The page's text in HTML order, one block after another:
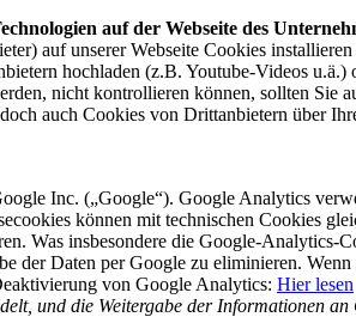
auf der Webseite des
auf unserer Webseite Cookies
hochladen (z.B. Youtube-Videos
nicht kontrollieren können, sollten
auch Cookies von Drittanbietern über
Inc. („Google“). Google Analytics
können mit technischen Cookies
Was insbesondere die Google-
der Daten per Google zu eliminieren.
von Google Analytics: Hier lesen
und die Weitergabe der Informationen an